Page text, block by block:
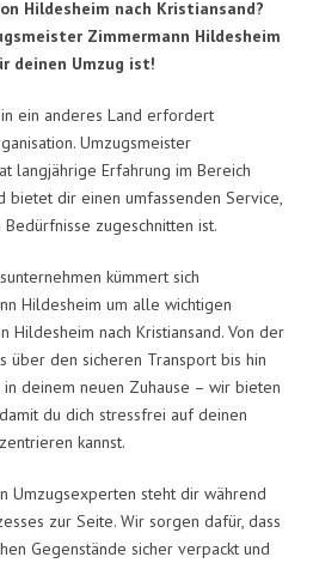
Hildesheim nach Kristiansand?
Zimmermann Hildesheim
deinen Umzug ist!
ein anderes Land erfordert
Umzugsmeister
langjährige Erfahrung im Bereich
bietet dir einen umfassenden Service,
zugeschnitten ist.
kümmert sich
Hildesheim um alle wichtigen
Hildesheim nach Kristiansand. Von der
über den sicheren Transport bis hin
deinem neuen Zuhause – wir bieten
du dich stressfrei auf deinen
kannst.
Umzugsexperten steht dir während
zur Seite. Wir sorgen dafür, dass
Gegenstände sicher verpackt und